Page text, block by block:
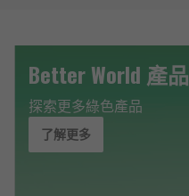
Better World 產品
探索更多綠色產品
了解更多